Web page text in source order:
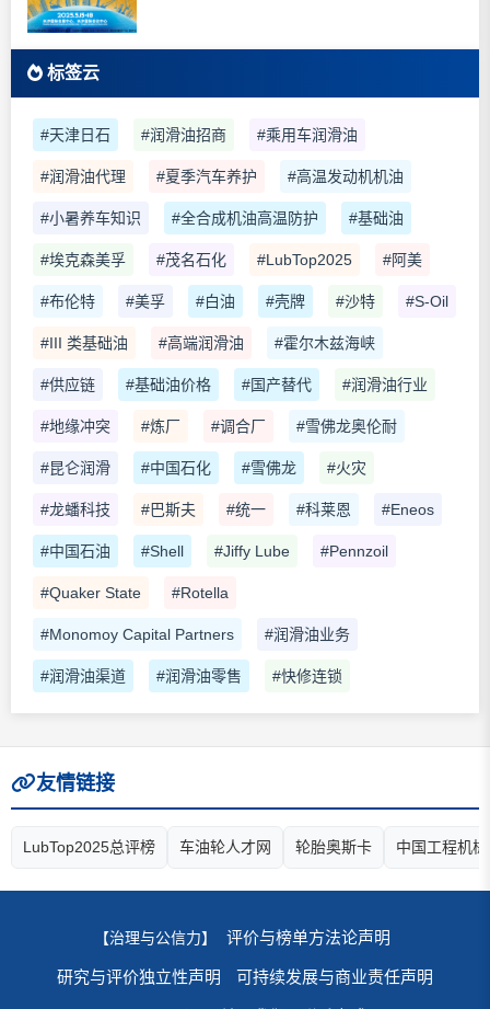
标签云
#天津日石 #润滑油招商 #乘用车润滑油
#润滑油代理 #夏季汽车养护 #高温发动机机油
#小暑养车知识 #全合成机油高温防护 #基础油
#埃克森美孚 #茂名石化 #LubTop2025 #阿美
#布伦特 #美孚 #白油 #壳牌 #沙特 #S-Oil
#III 类基础油 #高端润滑油 #霍尔木兹海峡
#供应链 #基础油价格 #国产替代 #润滑油行业
#地缘冲突 #炼厂 #调合厂 #雪佛龙奥伦耐
#昆仑润滑 #中国石化 #雪佛龙 #火灾
#龙蟠科技 #巴斯夫 #统一 #科莱恩 #Eneos
#中国石油 #Shell #Jiffy Lube #Pennzoil
#Quaker State #Rotella
#Monomoy Capital Partners #润滑油业务
#润滑油渠道 #润滑油零售 #快修连锁
友情链接
LubTop2025总评榜 车油轮人才网 轮胎奥斯卡 中国工程机
【治理与公信力】 评价与榜单方法论声明
研究与评价独立性声明 可持续发展与商业责任声明